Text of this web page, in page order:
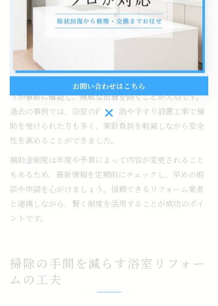
が充実しています。板橋区役所や東京都の公式サイトで
最新の制度情報を確認し、条件に合う補助金を利用しま
しょう。
補助金申請には事前の手続きや書類準備が必要な場合が
多く、リフォーム業者が申請サポートを行っていること
もあります。工事内容や設備仕様が補助対象となるかど
うか事前に確認し、無駄な出費を防ぐことが大切です。
過去の事例では、浴室の段差解消や手すり設置工事で補
助を受けられた方も多く、家計負担を軽減しながら安全
性を高めることができました。
補助金制度は年度や予算によって内容が変更されること
もあるため、最新情報を定期的にチェックし、早めの相
談や申請を心がけましょう。信頼できるリフォーム業者
と連携しながら、賢く制度を活用することが成功のポイ
ントです。
掃除の手間を減らす浴室リフォー
ムの工夫
お問い合わせはこちら
お問い合わせはこちら